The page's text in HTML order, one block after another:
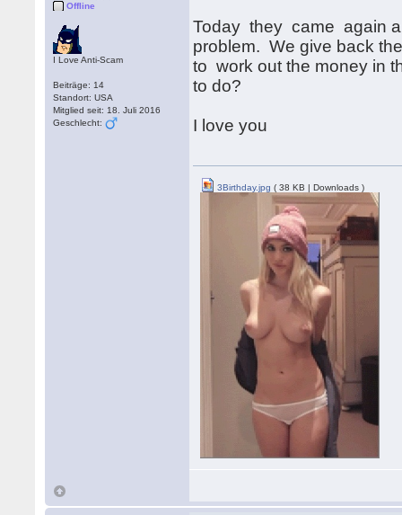
Offline
I Love Anti-Scam
Beiträge: 14
Standort: USA
Mitglied seit: 18. Juli 2016
Geschlecht:
Today they came again
problem. We give back
to work out the money in
to do?
I love you
3Birthday.jpg ( 38 KB | Downloads )